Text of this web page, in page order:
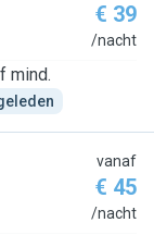
€ 39
/nacht
mind.
vanaf
€ 45
/nacht